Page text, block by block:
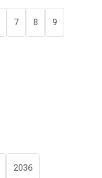
7 8 9
2036